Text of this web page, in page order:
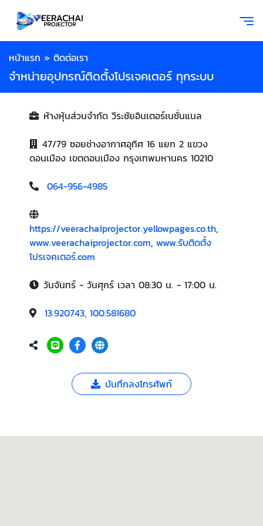
หน้าแรก » ติดต่อเรา
จำหน่ายอุปกรณ์ติดตั้งโปรเจคเตอร์ ทุกระบบ
ห้างหุ้นส่วนจำกัด วีระชัยอินเตอร์เนชั่นแนล
47/79 ซอยช่างอากาศอุทิศ 16 แยก 2 แขวง
ดอนเมือง เขตดอนเมือง กรุงเทพมหานคร 10210
064-956-4985
https://veerachaiprojector.yellowpages.co.th,
www.veerachaiprojector.com, www.รับติดตั้ง
โปรเจคเตอร์.com
วันจันทร์ - วันศุกร์ เวลา 08:30 น. - 17:00 น.
13.920743, 100.581680
บันทึกลงโทรศัพท์